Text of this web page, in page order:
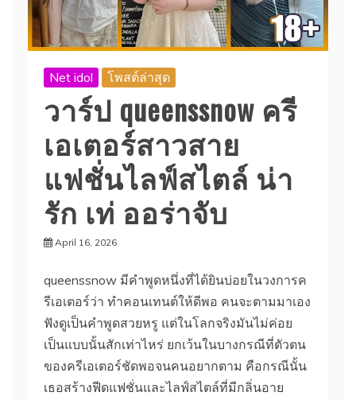
Net idol โพสต์ล่าสุด
วาร์ป queenssnow ครี
เอเตอร์สาวสาย
แฟชั่นไลฟ์สไตล์ น่า
รัก เท่ ออร่าจับ
April 16, 2026
queenssnow มีคำพูดหนึ่งที่ได้ยินบ่อยในวงการค
รีเอเตอร์ว่า ทำคอนเทนต์ให้ดีพอ คนจะตามมาเอง
ฟังดูเป็นคำพูดสวยหรู แต่ในโลกจริงมันไม่ค่อย
เป็นแบบนั้นสักเท่าไหร่ ยกเว้นในบางกรณีที่ตัวตน
ของครีเอเตอร์ชัดพอจนคนอยากตาม คือกรณีนั้น
เธอสร้างฟีดแฟชั่นและไลฟ์สไตล์ที่มีกลิ่นอาย